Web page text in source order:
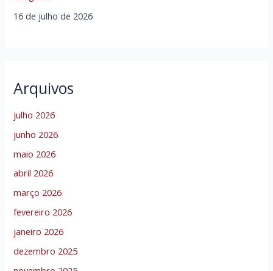
16 de julho de 2026
Arquivos
julho 2026
junho 2026
maio 2026
abril 2026
março 2026
fevereiro 2026
janeiro 2026
dezembro 2025